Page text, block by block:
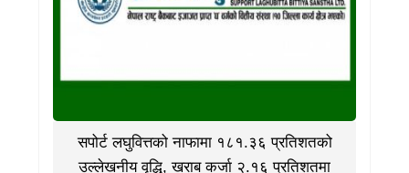
सपोर्ट लघुवित्तको नाफामा १८१.३६ प्रतिशतको
उल्लेखनीय वृद्धि, खराब कर्जा २.१६ प्रतिशतमा